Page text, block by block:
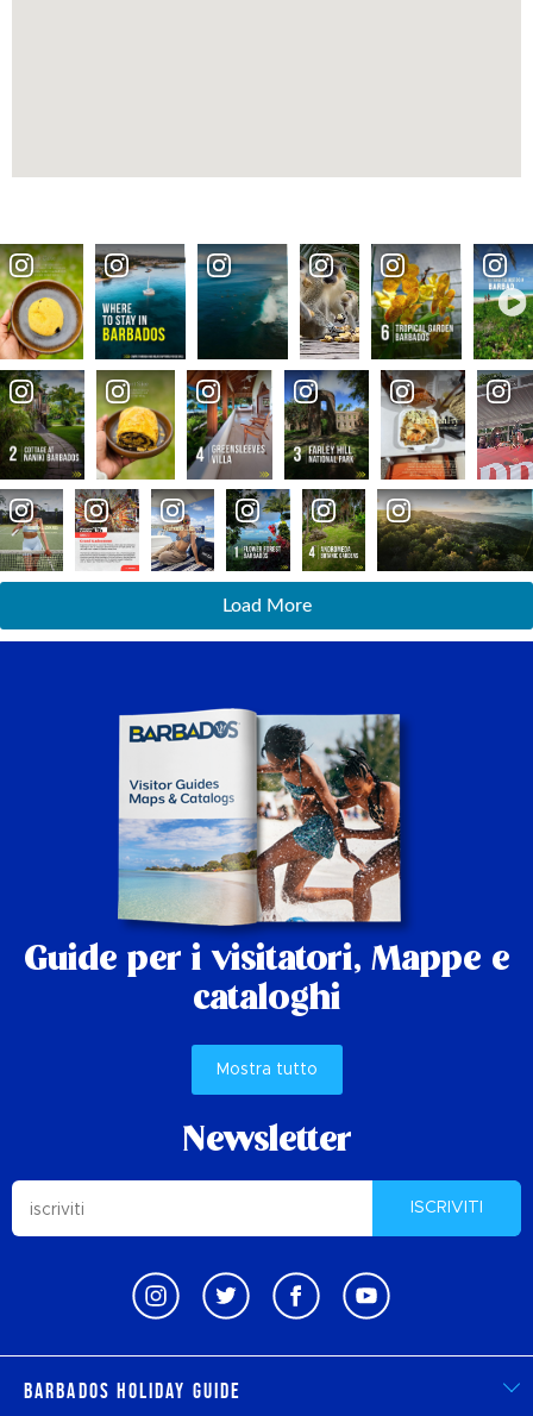
Load More
Guide per i visitatori, Mappe e
cataloghi
Mostra tutto
Newsletter
ISCRIVITI
Barbados Holiday Guide